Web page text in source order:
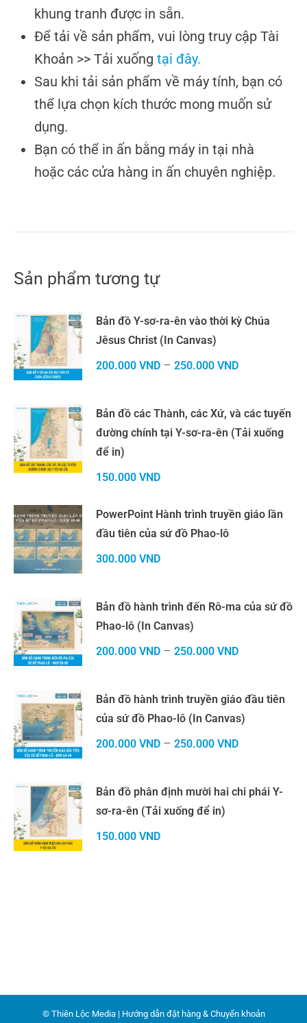
khung tranh được in sẵn.
Để tải về sản phẩm, vui lòng truy cập Tài
Khoản >> Tải xuống tại đây.
Sau khi tải sản phẩm về máy tính, bạn có
thể lựa chọn kích thước mong muốn sử
dụng.
Bạn có thể in ấn bằng máy in tại nhà
hoặc các cửa hàng in ấn chuyên nghiệp.
Sản phẩm tương tự
Bản đồ Y-sơ-ra-ên vào thời kỳ Chúa
Jêsus Christ (In Canvas)
200.000 VND – 250.000 VND
Bản đồ các Thành, các Xứ, và các tuyến
đường chính tại Y-sơ-ra-ên (Tải xuống
để in)
150.000 VND
PowerPoint Hành trình truyền giáo lần
đầu tiên của sứ đồ Phao-lô
300.000 VND
Bản đồ hành trình đến Rô-ma của sứ đồ
Phao-lô (In Canvas)
200.000 VND – 250.000 VND
Bản đồ hành trình truyền giáo đầu tiên
của sứ đồ Phao-lô (In Canvas)
200.000 VND – 250.000 VND
Bản đồ phân định mười hai chi phái Y-
sơ-ra-ên (Tải xuống để in)
150.000 VND
© Thiên Lộc Media | Hướng dẫn đặt hàng & Chuyển khoản